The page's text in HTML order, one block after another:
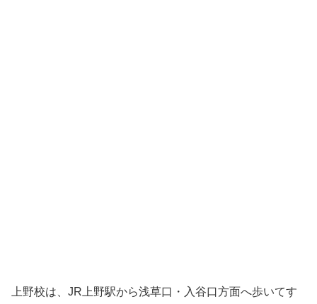
上野校は、JR上野駅から浅草口・入谷口方面へ歩いてす